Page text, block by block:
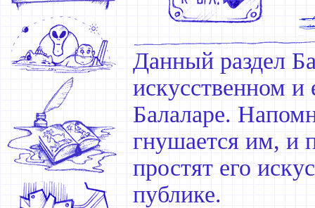
Данный раздел
искусственном и
Балаларе.
гнушается им, и
простят его
публике.